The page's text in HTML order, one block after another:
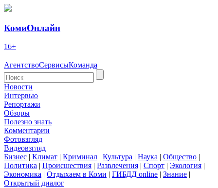
КомиОнлайн
16+
АгентствоСервисыКоманда
Новости
Интервью
Репортажи
Обзоры
Полезно знать
Комментарии
Фотовзгляд
Видеовзгляд
Бизнес | Климат | Криминал | Культура | Наука | Общество |
Политика | Происшествия | Развлечения | Спорт | Экология |
Экономика | Отдыхаем в Коми | ГИБДД online | Знание |
Открытый диалог